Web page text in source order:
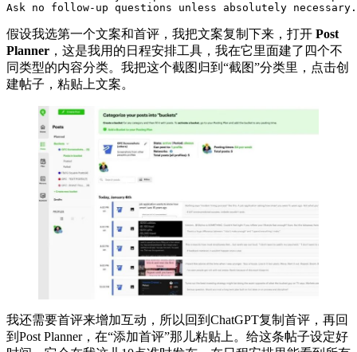
Ask no follow-up questions unless absolutely
假设我选第一个文案和首评，我把文案复制下来，打开 Post
Planner ，这是我用的日程安排工具，我在它里面建了四个不
同类型的内容分类。我把这个截图归到“截图”分类里，点击创
建帖子，粘贴上文案。
我还需要首评来增加互动，所以回到ChatGPT复制首评，再回
到Post Planner，在“添加首评”那儿粘贴上。给这条帖子设定好